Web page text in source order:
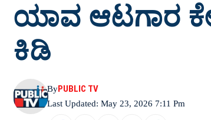
ಯಾವ ಆಟಗಾರ
ಕಿಡಿ
Last Updated: May 23, 2026 7:11 Pm
ByPUBLIC TV